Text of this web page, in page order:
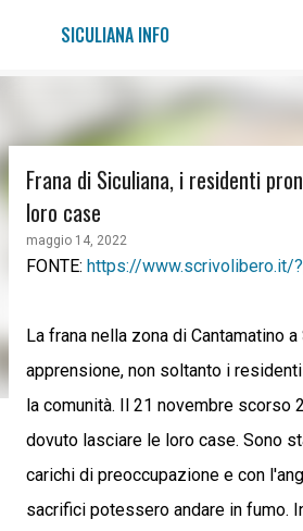
Passa ai contenuti
SICULIANA INFO
Frana di Siculiana, i residenti
loro case
maggio 14, 2022
FONTE: https://www.scrivolibero.it/
La frana nella zona di Cantamatino
apprensione, non soltanto i
la comunità. Il 21 novembre scorso
dovuto lasciare le loro case. Sono
carichi di preoccupazione e con
sacrifici potessero andare in fumo.